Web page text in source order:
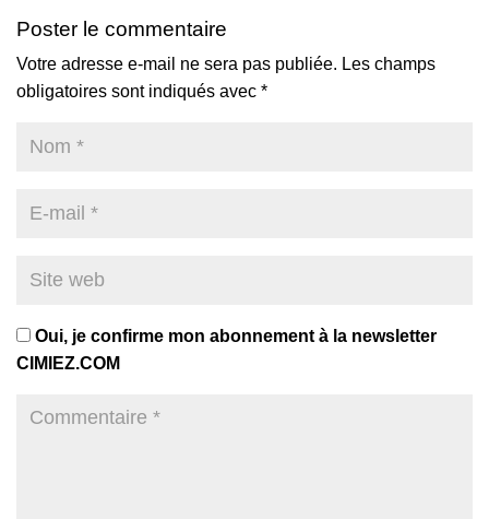
Poster le commentaire
Votre adresse e-mail ne sera pas publiée. Les champs
obligatoires sont indiqués avec *
Oui, je confirme mon abonnement à la newsletter
CIMIEZ.COM